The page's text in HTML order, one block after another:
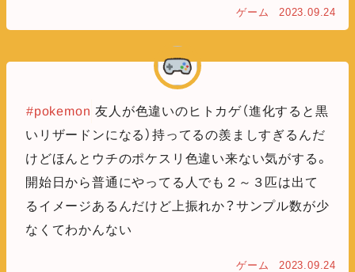
ゲーム 2023.09.24
#pokemon 友人が色違いのヒトカゲ（進化すると黒
いリザードンになる）持ってるの羨ましすぎるんだ
けどほんとウチのポケスリ色違い来ない気がする。
開始日から普通にやってる人でも２～３匹は出て
るイメージあるんだけど上振れか？サンプル数が少
なくてわかんない
ゲーム 2023.09.24